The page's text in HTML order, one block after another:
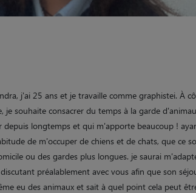
j'ai 25 ans et je travaille comme graphistei. À
je souhaite consacrer du temps à la garde
depuis longtemps et qui m'apporte beaucoup !
de m'occuper de chiens et de chats, que ce
ou des gardes plus longues. je saurai
préalablement avec vous afin que son
eu des animaux et sait à quel point cela peut